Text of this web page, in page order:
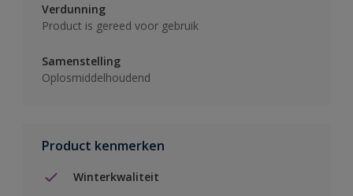
Verdunning
Product is gereed voor gebruik
Samenstelling
Oplosmiddelhoudend
Product kenmerken
Winterkwaliteit